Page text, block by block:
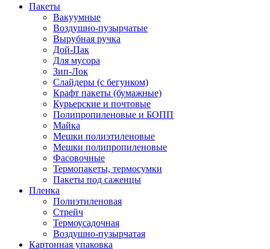
Пакеты
Вакуумные
Воздушно-пузырчатые
Вырубная ручка
Дой-Пак
Для мусора
Зип-Лок
Слайдеры (с бегунком)
Крафт пакеты (бумажные)
Курьерские и почтовые
Полипропиленовые и БОПП
Майка
Мешки полиэтиленовые
Мешки полипропиленовые
Фасовочные
Термопакеты, термосумки
Пакеты под саженцы
Пленка
Полиэтиленовая
Стрейч
Термоусадочная
Воздушно-пузырчатая
Картонная упаковка